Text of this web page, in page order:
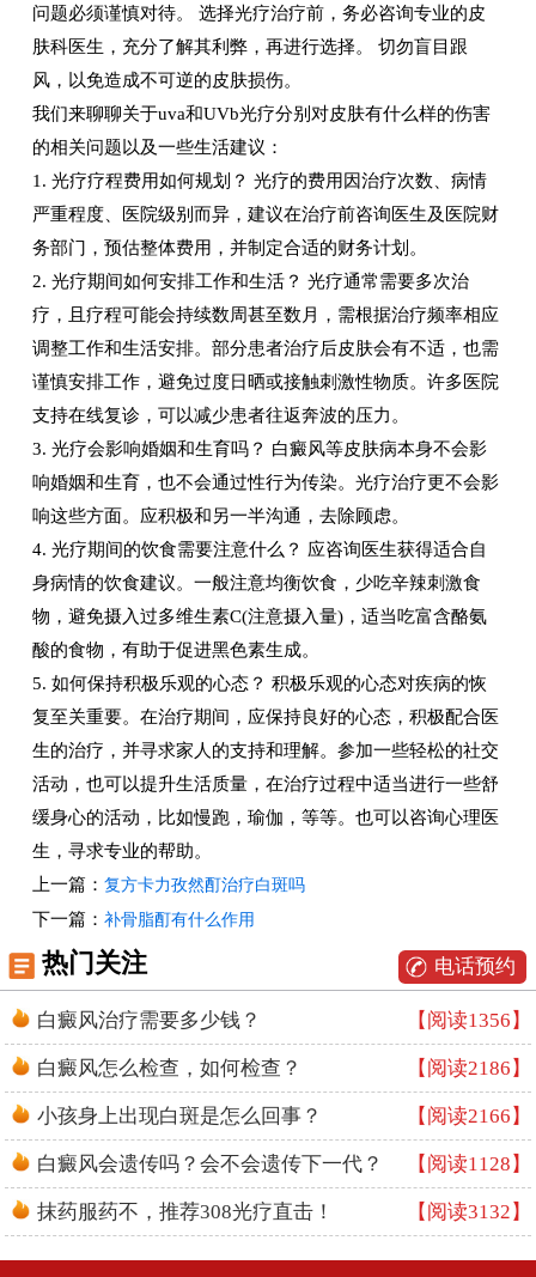
问题必须谨慎对待。 选择光疗治疗前，务必咨询专业的皮
肤科医生，充分了解其利弊，再进行选择。 切勿盲目跟
风，以免造成不可逆的皮肤损伤。
我们来聊聊关于uva和UVb光疗分别对皮肤有什么样的伤害
的相关问题以及一些生活建议：
1. 光疗疗程费用如何规划？ 光疗的费用因治疗次数、病情
严重程度、医院级别而异，建议在治疗前咨询医生及医院财
务部门，预估整体费用，并制定合适的财务计划。
2. 光疗期间如何安排工作和生活？ 光疗通常需要多次治
疗，且疗程可能会持续数周甚至数月，需根据治疗频率相应
调整工作和生活安排。部分患者治疗后皮肤会有不适，也需
谨慎安排工作，避免过度日晒或接触刺激性物质。许多医院
支持在线复诊，可以减少患者往返奔波的压力。
3. 光疗会影响婚姻和生育吗？ 白癜风等皮肤病本身不会影
响婚姻和生育，也不会通过性行为传染。光疗治疗更不会影
响这些方面。应积极和另一半沟通，去除顾虑。
4. 光疗期间的饮食需要注意什么？ 应咨询医生获得适合自
身病情的饮食建议。一般注意均衡饮食，少吃辛辣刺激食
物，避免摄入过多维生素C(注意摄入量)，适当吃富含酪氨
酸的食物，有助于促进黑色素生成。
5. 如何保持积极乐观的心态？ 积极乐观的心态对疾病的恢
复至关重要。在治疗期间，应保持良好的心态，积极配合医
生的治疗，并寻求家人的支持和理解。参加一些轻松的社交
活动，也可以提升生活质量，在治疗过程中适当进行一些舒
缓身心的活动，比如慢跑，瑜伽，等等。也可以咨询心理医
生，寻求专业的帮助。
上一篇：复方卡力孜然酊治疗白斑吗
下一篇：补骨脂酊有什么作用
热门关注 电话预约
白癜风治疗需要多少钱？ 【阅读1356】
白癜风怎么检查，如何检查？ 【阅读2186】
小孩身上出现白斑是怎么回事？ 【阅读2166】
白癜风会遗传吗？会不会遗传下一代？ 【阅读1128】
抹药服药不，推荐308光疗直击！ 【阅读3132】